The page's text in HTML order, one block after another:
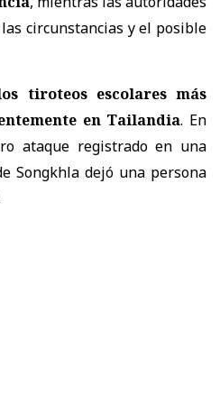
circunstancias y el posible
tiroteos escolares más
en Tailandia. En
ataque registrado en una
Songkhla dejó una persona